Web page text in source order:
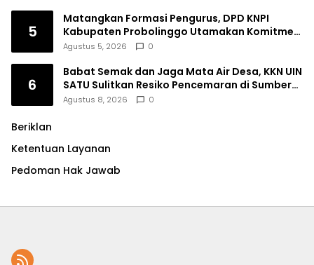
5
Matangkan Formasi Pengurus, DPD KNPI
Kabupaten Probolinggo Utamakan Komitmen
dan Kinerja
Agustus 5, 2026 0
6
Babat Semak dan Jaga Mata Air Desa, KKN UIN
SATU Sulitkan Resiko Pencemaran di Sumber
Ngumbul
Agustus 8, 2026 0
Beriklan
Ketentuan Layanan
Pedoman Hak Jawab